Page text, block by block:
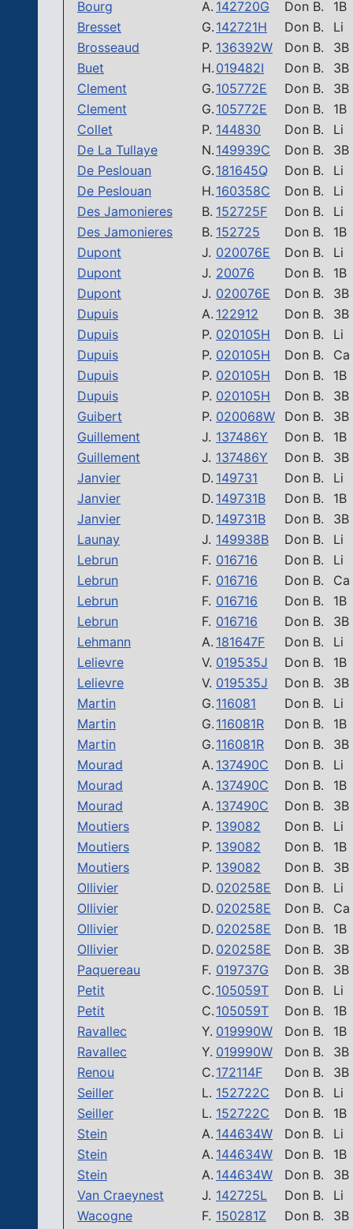
Bourg
A. 142720G Don B. 1B
Bresset
G. 142721H Don B. Li
Brosseaud
P. 136392W Don B. 3B
Buet
H. 019482I Don B. 3B
Clement
G. 105772E Don B. 3B
Clement
G. 105772E Don B.
1B
Collet
P. 144830 Don B. Li
De La Tullaye
N. 149939C Don B. 3B
De Peslouan
G. 181645Q Don B. Li
De Peslouan
H. 160358C Don B. Li
Des Jamonieres
B. 152725F Don B. Li
Des Jamonieres
B. 152725 Don B. 1B
Dupont
J. 020076E Don B. Li
Dupont
J. 20076 Don B. 1B
Dupont
J. 020076E Don B. 3B
Dupuis
A. 122912 Don B. 3B
Dupuis
P. 020105H Don B. Li
Dupuis
P. 020105H Don B. Ca
Dupuis
P. 020105H Don B. 1B
Dupuis
P. 020105H Don B. 3B
Guibert
P. 020068W Don B. 3B
Guillement
J. 137486Y Don B. 1B
Guillement
J. 137486Y Don B. 3B
Janvier
D. 149731 Don B. Li
Janvier
D. 149731B Don B. 1B
Janvier
D. 149731B Don B. 3B
Launay
J. 149938B Don B. Li
Lebrun
F. 016716 Don B. Li
Lebrun
F. 016716 Don B. Ca
Lebrun
F. 016716 Don B. 1B
Lebrun
F. 016716 Don B. 3B
Lehmann
A. 181647F Don B. Li
Lelievre
V. 019535J Don B. 1B
Lelievre
V. 019535J Don B. 3B
Martin
G. 116081 Don B. Li
Martin
G. 116081R Don B. 1B
Martin
G. 116081R Don B. 3B
Mourad
A. 137490C Don B. Li
Mourad
A. 137490C Don B. 1B
Mourad
A. 137490C Don B. 3B
Moutiers
P. 139082 Don B. Li
Moutiers
P. 139082 Don B. 1B
Moutiers
P. 139082 Don B. 3B
Ollivier
D. 020258E Don B. Li
Ollivier
D. 020258E Don B. Ca
Ollivier
D. 020258E Don B. 1B
Ollivier
D. 020258E Don B. 3B
Paquereau
F. 019737G Don B. 3B
Petit
C. 105059T Don B. Li
Petit
C. 105059T Don B.
1B
Ravallec
Y. 019990W Don B. 1B
Ravallec
Y. 019990W Don B. 3B
Renou
C. 172114F Don B. 3B
Seiller
L. 152722C Don B. Li
Seiller
L. 152722C Don B. 1B
Stein
A. 144634W Don B. Li
Stein
A. 144634W Don B. 1B
Stein
A. 144634W Don B. 3B
Van Craeynest
J. 142725L Don B. Li
Wacogne
F. 150281Z Don B. 3B